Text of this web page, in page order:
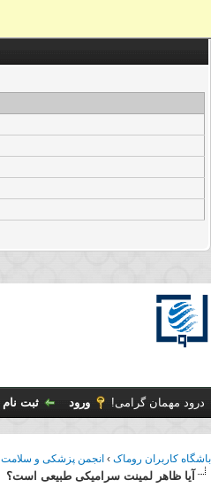
درود مهمان گرامی! ورود ثبت نام
باشگاه کاربران روماک › انجمن پزشکی و سلامت
آیا ظاهر لمینت سرامیکی طبیعی است؟